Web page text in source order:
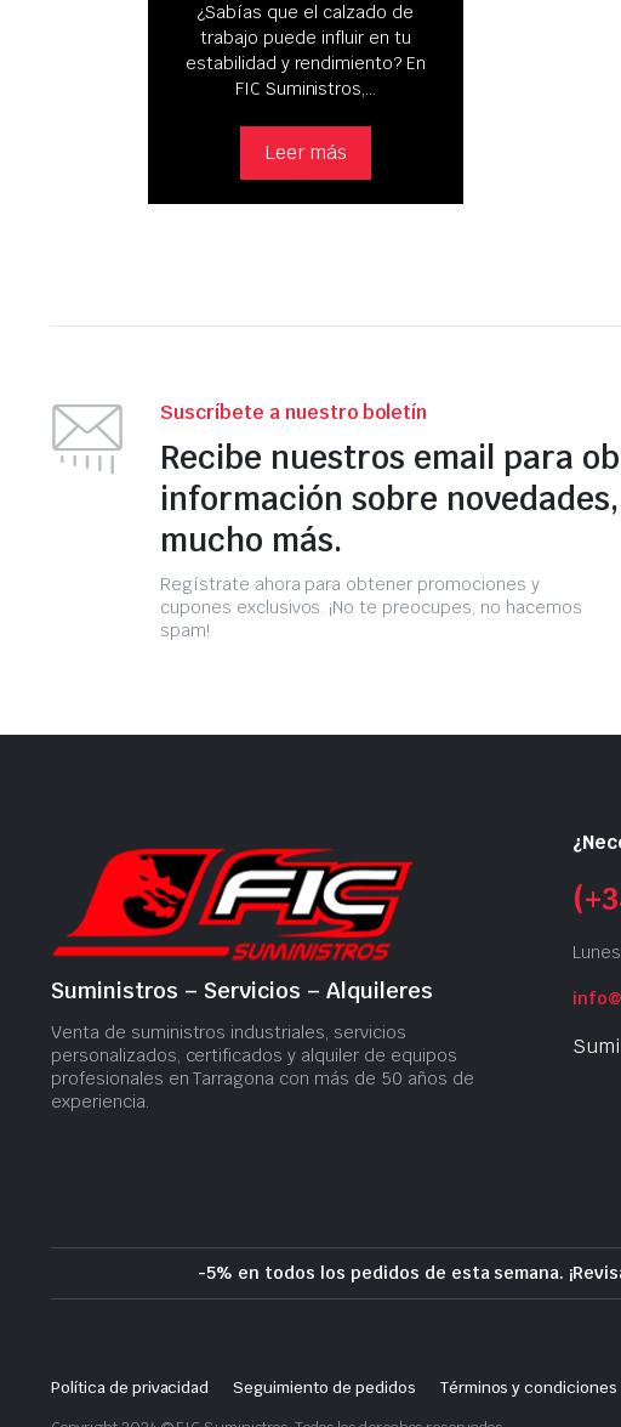
¿Sabías que el calzado de
trabajo puede influir en tu
estabilidad y rendimiento? En
FIC Suministros,…
Leer más
Suscríbete a nuestro boletín
Recibe nuestros email para
información sobre
mucho más.
Regístrate ahora para obtener promociones y
cupones exclusivos. ¡No te preocupes, no hacemos
spam!
Suministros – Servicios – Alquileres
Venta de suministros industriales, servicios
personalizados, certificados y alquiler de equipos
profesionales en Tarragona con más de 50 años de
experiencia.
-5% en todos los pedidos de esta semana.
Política de privacidad Seguimiento de pedidos Términos y condiciones